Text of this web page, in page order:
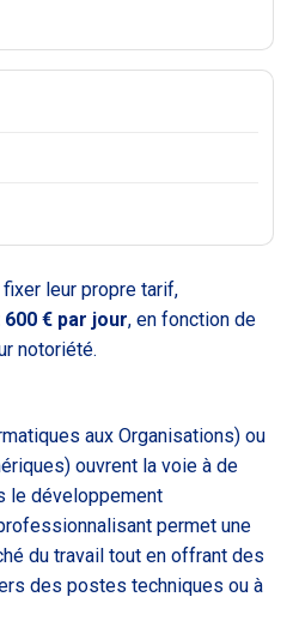
leur propre tarif,
600 € par jour, en fonction de
notoriété.
aux Organisations) ou
ouvrent la voie à de
le développement
permet une
du travail tout en offrant des
des postes techniques ou à